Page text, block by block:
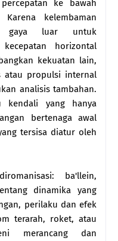
ke bawah
kelembaman
gaya luar untuk
horizontal
kekuatan lain,
atau propulsi internal
analisis tambahan.
kendali yang hanya
bertenaga awal
tersisa diatur oleh
ba'llein,
dinamika yang
perilaku dan efek
terarah, roket, atau
merancang dan